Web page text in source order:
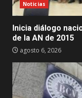
Noticias
Inicia diálogo
de la AN de 2015
agosto 6, 2026